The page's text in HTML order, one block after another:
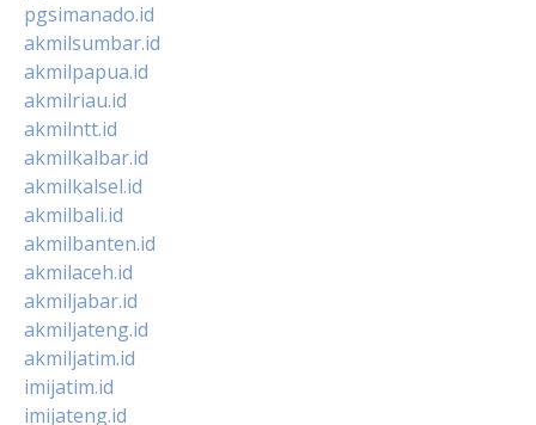
pgsimanado.id
akmilsumbar.id
akmilpapua.id
akmilriau.id
akmilntt.id
akmilkalbar.id
akmilkalsel.id
akmilbali.id
akmilbanten.id
akmilaceh.id
akmiljabar.id
akmiljateng.id
akmiljatim.id
imijatim.id
imijateng.id